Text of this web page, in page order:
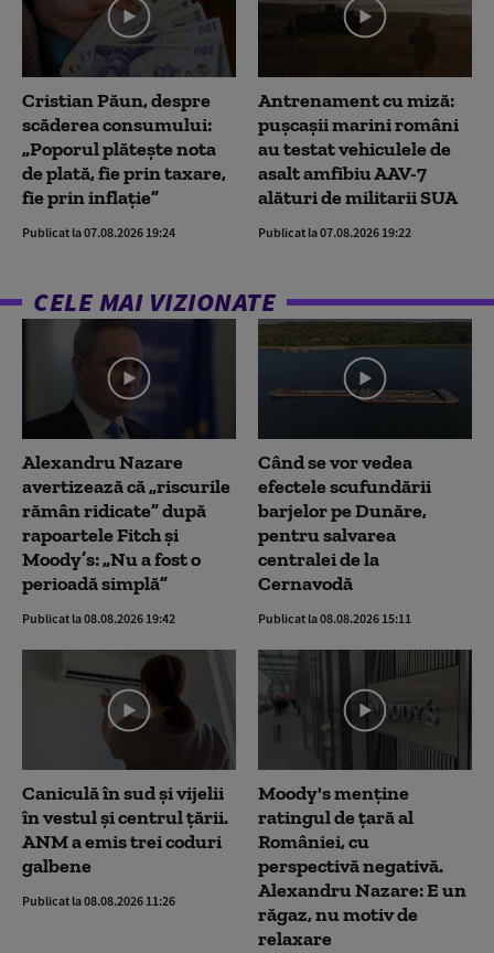
Cristian Păun, despre
scăderea consumului:
„Poporul plătește nota
de plată, fie prin taxare,
fie prin inflație”
Publicat la 07.08.2026 19:24
Antrenament cu miză:
pușcașii marini români
au testat vehiculele de
asalt amfibiu AAV-7
alături de militarii SUA
Publicat la 07.08.2026 19:22
CELE MAI VIZIONATE
Alexandru Nazare
avertizează că „riscurile
rămân ridicate” după
rapoartele Fitch și
Moody’s: „Nu a fost o
perioadă simplă”
Publicat la 08.08.2026 19:42
Când se vor vedea
efectele scufundării
barjelor pe Dunăre,
pentru salvarea
centralei de la
Cernavodă
Publicat la 08.08.2026 15:11
Caniculă în sud și vijelii
în vestul și centrul țării.
ANM a emis trei coduri
galbene
Publicat la 08.08.2026 11:26
Moody's menține
ratingul de țară al
României, cu
perspectivă negativă.
Alexandru Nazare: E un
răgaz, nu motiv de
relaxare